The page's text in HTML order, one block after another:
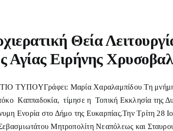
Θεία
Αγίας Ειρήνης
ΤΥΠΟΥΓράφει: Μαρία Χαραλαμπίδου Τη μνήμη
Καππαδοκία, τίμησε η Τοπική Εκκλησία της
Ενορία στο Δήμο της Ευκαρπίας.Την Τρίτη 28
Μητροπολίτη Νεαπόλεως και